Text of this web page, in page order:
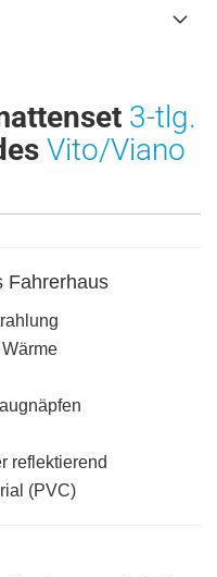
3-tlg.
Vito/Viano
Fahrerhaus
reflektierend
(PVC)